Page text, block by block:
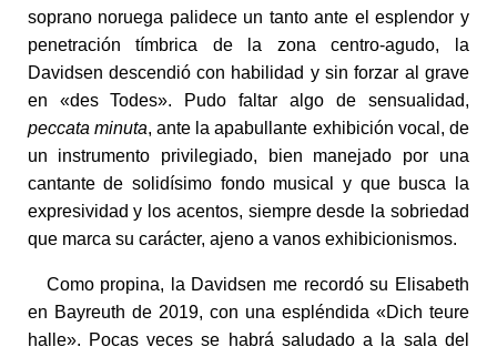
soprano noruega palidece un tanto ante el esplendor y
penetración tímbrica de la zona centro-agudo, la
Davidsen descendió con habilidad y sin forzar al grave
en «des Todes». Pudo faltar algo de sensualidad,
peccata minuta, ante la apabullante exhibición vocal, de
un instrumento privilegiado, bien manejado por una
cantante de solidísimo fondo musical y que busca la
expresividad y los acentos, siempre desde la sobriedad
que marca su carácter, ajeno a vanos exhibicionismos.
Como propina, la Davidsen me recordó su Elisabeth
en Bayreuth de 2019, con una espléndida «Dich teure
halle». Pocas veces se habrá saludado a la sala del